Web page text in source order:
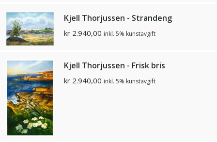
Kjell Thorjussen - Strandeng
kr 2.940,00 inkl. 5% kunstavgift
Kjell Thorjussen - Frisk bris
kr 2.940,00 inkl. 5% kunstavgift